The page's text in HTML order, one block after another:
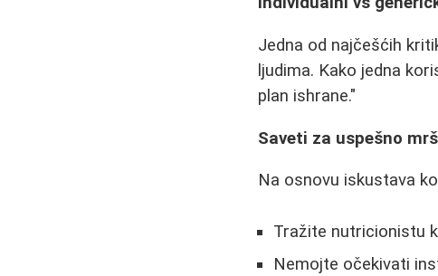
Jedna od najčešćih
ljudima. Kako jedna
plan ishrane."
Saveti za uspešno
Na osnovu iskustava
Tražite nutricionistu
Nemojte očekivati